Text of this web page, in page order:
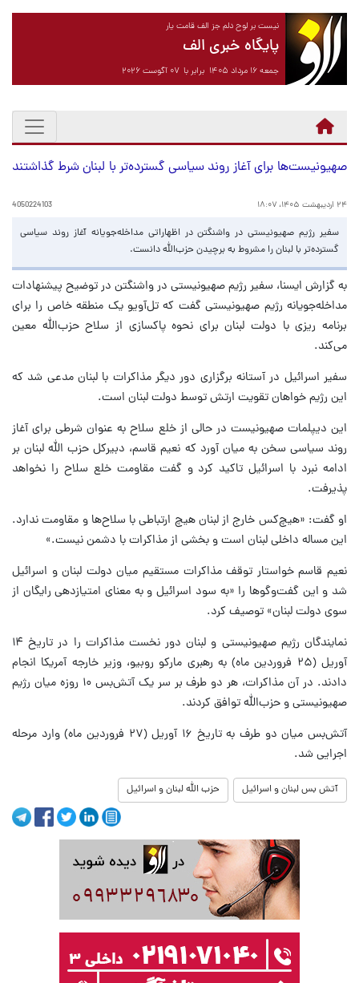
نیست بر لوح دلم جز الف قامت یار
پایگاه خبری الف
جمعه ۱۶ مرداد ۱۴۰۵ برابر با ۰۷ آگوست ۲۰۲۶
صهیونیست‌ها برای آغاز روند سیاسی گسترده‌تر با لبنان شرط گذاشتند
۲۴ اردیبهشت ۱۴۰۵، ۱۸:۰۷ 4050224103
سفیر رژیم صهیونیستی در واشنگتن در اظهاراتی مداخله‌جویانه آغاز روند سیاسی
گسترده‌تر با لبنان را مشروط به برچیدن حزب‌الله دانست.
به گزارش ایسنا، سفیر رژیم صهیونیستی در واشنگتن در توضیح پیشنهادات
مداخله‌جویانه رژیم صهیونیستی گفت که تل‌آویو یک منطقه خاص را برای
برنامه ریزی با دولت لبنان برای نحوه پاکسازی از سلاح حزب‌الله معین
می‌کند.
سفیر اسرائیل در آستانه برگزاری دور دیگر مذاکرات با لبنان مدعی شد که
این رژیم خواهان تقویت ارتش توسط دولت لبنان است.
این دیپلمات صهیونیست در حالی از خلع سلاح به عنوان شرطی برای آغاز
روند سیاسی سخن به میان آورد که نعیم قاسم، دبیرکل حزب الله لبنان بر
ادامه نبرد با اسرائیل تاکید کرد و گفت مقاومت خلع سلاح را نخواهد
پذیرفت.
او گفت: «هیچ‌کس خارج از لبنان هیچ ارتباطی با سلاح‌ها و مقاومت ندارد.
این مساله داخلی لبنان است و بخشی از مذاکرات با دشمن نیست.»
نعیم قاسم خواستار توقف مذاکرات مستقیم میان دولت لبنان و اسرائیل
شد و این گفت‌وگوها را «به سود اسرائیل و به معنای امتیازدهی رایگان از
سوی دولت لبنان» توصیف کرد.
نمایندگان رژیم صهیونیستی و لبنان دور نخست مذاکرات را در تاریخ ۱۴
آوریل (۲۵ فروردین ماه) به رهبری مارکو روبیو، وزیر خارجه آمریکا انجام
دادند. در آن مذاکرات، هر دو طرف بر سر یک آتش‌بس ۱۰ روزه میان رژیم
صهیونیستی و حزب‌الله توافق کردند.
آتش‌بس میان دو طرف به تاریخ ۱۶ آوریل (۲۷ فروردین ماه) وارد مرحله
اجرایی شد.
آتش بس لبنان و اسرائیل حزب الله لبنان و اسرائیل